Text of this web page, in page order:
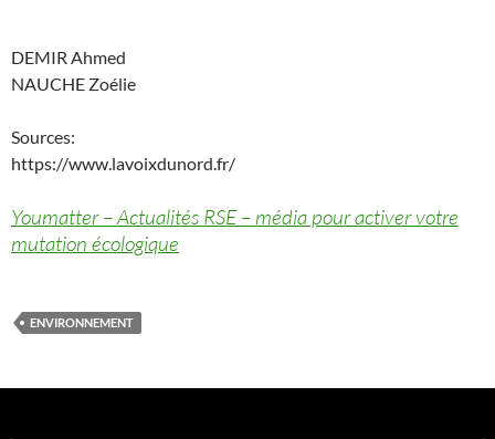
DEMIR Ahmed
NAUCHE Zoélie
Sources:
https://www.lavoixdunord.fr/
Youmatter – Actualités RSE – média pour activer votre
mutation écologique
ENVIRONNEMENT